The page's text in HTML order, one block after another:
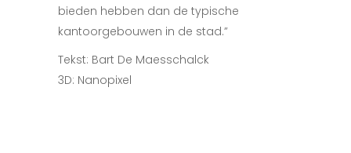
bieden hebben dan de typische
kantoorgebouwen in de stad.”
Tekst: Bart De Maesschalck
3D: Nanopixel